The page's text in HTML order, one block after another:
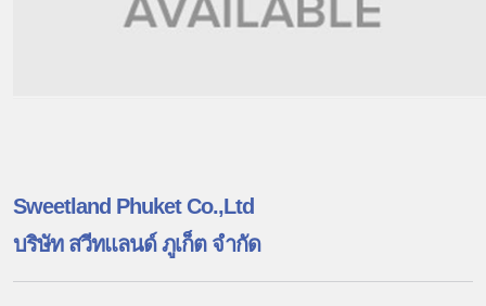
Sweetland Phuket Co.,Ltd
บริษัท สวีทแลนด์ ภูเก็ต จำกัด